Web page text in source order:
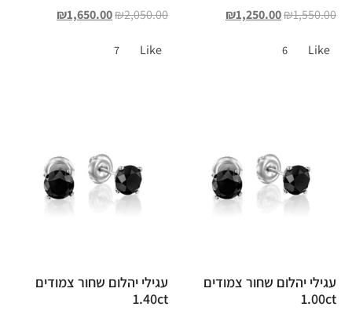
₪1,550.00
₪1,250.00
Like
6
₪2,050.00
₪1,650.00
Like
7
עגילי יהלום שחור צמודים
1.00ct
עגילי יהלום שחור צמודים
1.40ct